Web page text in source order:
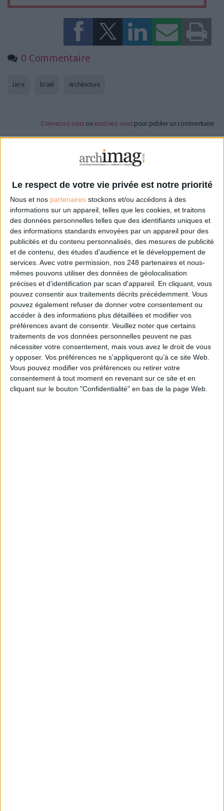
Le respect de votre vie privée est notre priorité
Nous et nos partenaires stockons et/ou accédons à des
informations sur un appareil, telles que les cookies, et traitons
des données personnelles telles que des identifiants uniques et
des informations standards envoyées par un appareil pour des
publicités et du contenu personnalisés, des mesures de publicité
et de contenu, des études d'audience et le développement de
services. Avec votre permission, nos 248 partenaires et nous-
mêmes pouvons utiliser des données de géolocalisation
précises et d’identification par scan d'appareil. En cliquant, vous
pouvez consentir aux traitements décrits précédemment. Vous
pouvez également refuser de donner votre consentement ou
accéder à des informations plus détaillées et modifier vos
préférences avant de consentir. Veuillez noter que certains
traitements de vos données personnelles peuvent ne pas
nécessiter votre consentement, mais vous avez le droit de vous
y opposer. Vos préférences ne s'appliqueront qu’à ce site Web.
Vous pouvez modifier vos préférences ou retirer votre
consentement à tout moment en revenant sur ce site et en
cliquant sur le bouton "Confidentialité" en bas de la page Web.
0 Commentaire
Architecture
Israël
Livre
Connectez-vous ou inscrivez-vous pour publier un commentaire
À LIRE SUR ARCHIMAG
La bibliothèque de Lille confie son récolement et
son catalogage à AureXus
71e Congrès de l’ABF : l’hospitalité comme fil rouge
Bibliothèques : comment survivre face aux
pressions ?
Bibliothèques : la difficile bataille des budgets